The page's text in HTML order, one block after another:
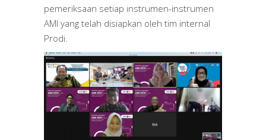
pemeriksaan setiap instrumen-instrumen
AMI yang telah disiapkan oleh tim internal
Prodi.